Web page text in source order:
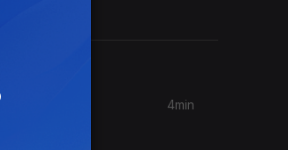
4min